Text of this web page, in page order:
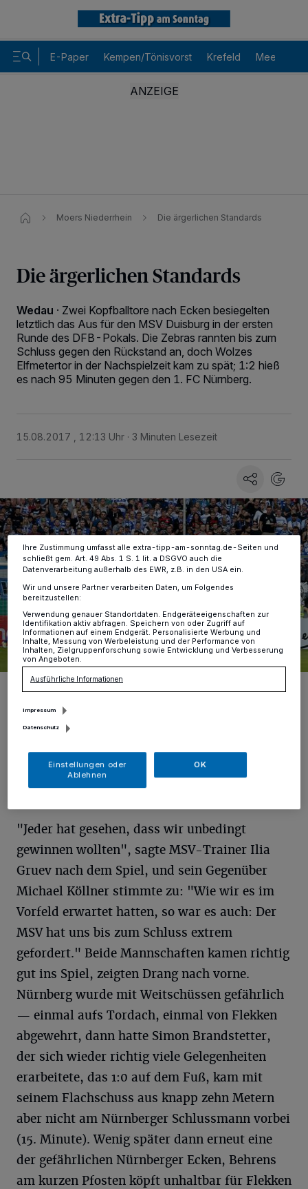
E-Paper Kempen/Tönisvorst Krefeld Meerbusch
Moers Niederrhein Die ärgerlichen Standards
Die ärgerlichen Standards
Wedau · Zwei Kopfballtore nach Ecken besiegelten
letztlich das Aus für den MSV Duisburg in der ersten
Runde des DFB-Pokals. Die Zebras rannten bis zum
Schluss gegen den Rückstand an, doch Wolzes
Elfmetertor in der Nachspielzeit kam zu spät; 1:2 hieß
es nach 95 Minuten gegen den 1. FC Nürnberg.
15.08.2017 , 12:13 Uhr 3 Minuten Lesezeit
Georg Margreitter fliegt heran zum 2:0.
Von Thomas Warnecke
"Jeder hat gesehen, dass wir unbedingt
gewinnen wollten", sagte MSV-Trainer Ilia
Gruev nach dem Spiel, und sein Gegenüber
Michael Köllner stimmte zu: "Wie wir es im
Vorfeld erwartet hatten, so war es auch: Der
MSV hat uns bis zum Schluss extrem
gefordert." Beide Mannschaften kamen richtig
gut ins Spiel, zeigten Drang nach vorne.
Nürnberg wurde mit Weitschüssen gefährlich
— einmal aufs Tordach, einmal von Flekken
abgewehrt, dann hatte Simon Brandstetter,
der sich wieder richtig viele Gelegenheiten
erarbeitete, das 1:0 auf dem Fuß, kam mit
seinem Flachschuss aus knapp zehn Metern
aber nicht am Nürnberger Schlussmann vorbei
(15. Minute). Wenig später dann erneut eine
der gefährlichen Nürnberger Ecken, Behrens
am kurzen Pfosten köpft unhaltbar für Flekken
Tracking-Technologien für die unter „Wir und unsere Partner
Anzeigen möglicherweise nicht mehr so relevant für Sie. Sie können
dieses Menü jederzeit wieder aufrufen, um Ihre Einstellungen zu
ändern oder Ihre Einwilligung zu widerrufen, indem Sie auf den Link
Einstellungen oder Ablehnen am unteren Rand der Webseite klicken.
Ihre Einstellungen gelten innerhalb unseres Website. Weitere
Informationen finden Sie in unserer Datenschutzerklärung.
Ihre Zustimmung umfasst alle extra-tipp-am-sonntag.de-Seiten und
schließt gem. Art. 49 Abs. 1 S. 1 lit. a DSGVO auch die
Datenverarbeitung außerhalb des EWR, z.B. in den USA ein.
Wir und unsere Partner verarbeiten Daten, um Folgendes
bereitzustellen:
Verwendung genauer Standortdaten. Endgeräteeigenschaften zur
Identifikation aktiv abfragen. Speichern von oder Zugriff auf
Informationen auf einem Endgerät. Personalisierte Werbung und
Inhalte, Messung von Werbeleistung und der Performance von
Inhalten, Zielgruppenforschung sowie Entwicklung und Verbesserung
von Angeboten.
Ausführliche Informationen
Impressum
Datenschutz
Einstellungen oder
Ablehnen
OK